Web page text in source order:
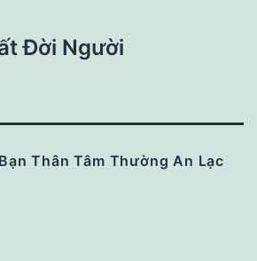
Đời Người
Thân Tâm Thường An Lạc